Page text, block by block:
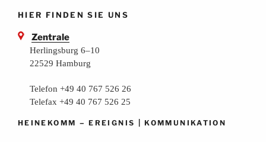
HIER FINDEN SIE UNS
Zentrale
Herlingsburg 6–10
22529 Hamburg
Telefon +49 40 767 526 26
Telefax +49 40 767 526 25
HEINEKOMM –EREIGNIS |KOMMUNIKATION